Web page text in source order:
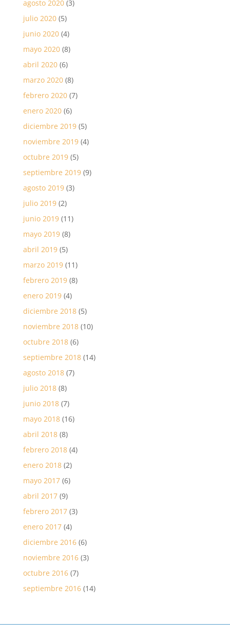
agosto 2020(3)
julio 2020(5)
junio 2020(4)
mayo 2020(8)
abril 2020(6)
marzo 2020(8)
febrero 2020(7)
enero 2020(6)
diciembre 2019(5)
noviembre 2019(4)
octubre 2019(5)
septiembre 2019(9)
agosto 2019(3)
julio 2019(2)
junio 2019(11)
mayo 2019(8)
abril 2019(5)
marzo 2019(11)
febrero 2019(8)
enero 2019(4)
diciembre 2018(5)
noviembre 2018(10)
octubre 2018(6)
septiembre 2018(14)
agosto 2018(7)
julio 2018(8)
junio 2018(7)
mayo 2018(16)
abril 2018(8)
febrero 2018(4)
enero 2018(2)
mayo 2017(6)
abril 2017(9)
febrero 2017(3)
enero 2017(4)
diciembre 2016(6)
noviembre 2016(3)
octubre 2016(7)
septiembre 2016(14)